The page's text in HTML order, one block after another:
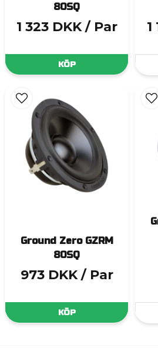
80SQ
1 323 DKK / Par
KÖP
1
Ground Zero GZRM
80SQ
973 DKK / Par
KÖP